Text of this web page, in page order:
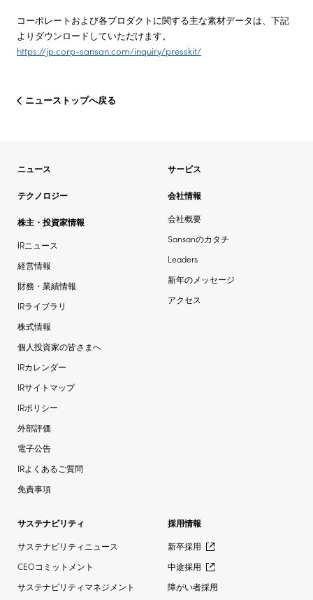
コーポレートおよび各プロダクトに関する主な素材データは、下記
よりダウンロードしていただけます。
https://jp.corp-sansan.com/inquiry/presskit/
ニューストップへ戻る
ニュース サービス
テクノロジー
会社情報
会社概要
Sansanのカタチ
Leaders
新年のメッセージ
アクセス
株主・投資家情報
IRニュース
経営情報
財務・業績情報
IRライブラリ
株式情報
個人投資家の皆さまへ
IRカレンダー
IRサイトマップ
IRポリシー
外部評価
電子公告
IRよくあるご質問
免責事項
サステナビリティ
サステナビリティニュース
CEOコミットメント
サステナビリティマネジメント
採用情報
新卒採用
中途採用
障がい者採用